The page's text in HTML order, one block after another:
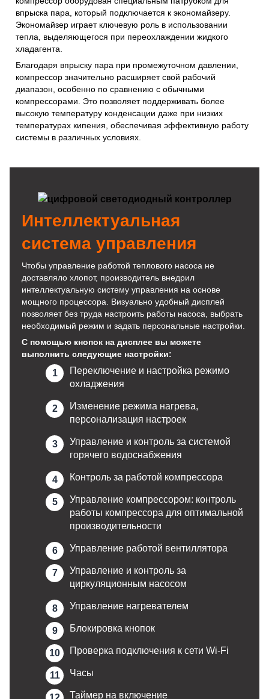
впрыска пара, который подключается к экономайзеру.
Экономайзер играет ключевую роль в использовании
тепла, выделяющегося при переохлаждении жидкого
хладагента.
Благодаря впрыску пара при промежуточном давлении,
компрессор значительно расширяет свой рабочий
диапазон, особенно по сравнению с обычными
компрессорами. Это позволяет поддерживать более
высокую температуру конденсации даже при низких
температурах кипения, обеспечивая эффективную работу
системы в различных условиях.
Интеллектуальная
система управления
Чтобы управление работой теплового насоса не
доставляло хлопот, производитель внедрил
интеллектуальную систему управления на основе
мощного процессора. Визуально удобный дисплей
позволяет без труда настроить работы насоса, выбрать
необходимый режим и задать персональные настройки.
С помощью кнопок на дисплее вы можете
выполнить следующие настройки:
Переключение и настройка режимо
охладжения
Изменение режима нагрева,
персонализация настроек
Управление и контроль за системой
горячего водоснабжения
Контроль за работой компрессора
Управление компрессором: контроль
работы компрессора для оптимальной
производительности
Управление работой вентиллятора
Управление и контроль за
циркуляционным насосом
Управление нагревателем
Блокировка кнопок
Проверка подключения к сети Wi-Fi
Часы
Таймер на включение